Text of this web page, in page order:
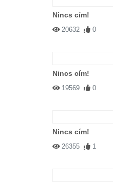
Nincs cím!
20632 0
Nincs cím!
19569 0
Nincs cím!
26355 1